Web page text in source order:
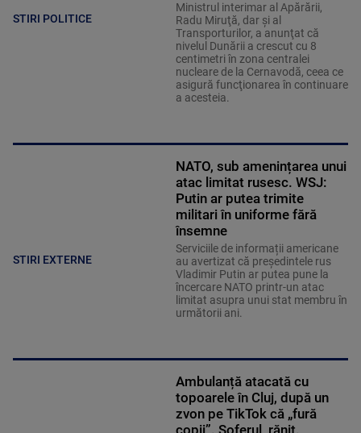
STIRI POLITICE
Ministrul interimar al Apărării,
Radu Miruţă, dar şi al
Transporturilor, a anunţat că
nivelul Dunării a crescut cu 8
centimetri în zona centralei
nucleare de la Cernavodă, ceea ce
asigură funcţionarea în continuare
a acesteia.
STIRI EXTERNE
NATO, sub amenințarea unui
atac limitat rusesc. WSJ:
Putin ar putea trimite
militari în uniforme fără
însemne
Serviciile de informații americane
au avertizat că președintele rus
Vladimir Putin ar putea pune la
încercare NATO printr-un atac
limitat asupra unui stat membru în
următorii ani.
Ambulanță atacată cu
topoarele în Cluj, după un
zvon pe TikTok că „fură